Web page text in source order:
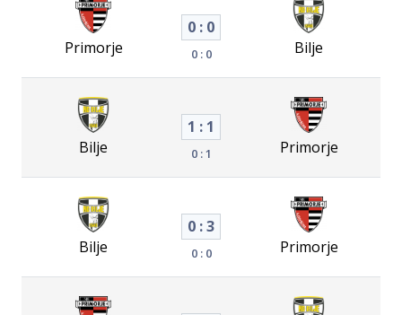
Primorje
0 : 0
0 : 0 Bilje
Bilje
1 : 1
0 : 1 Primorje
Bilje
0 : 3
0 : 0 Primorje